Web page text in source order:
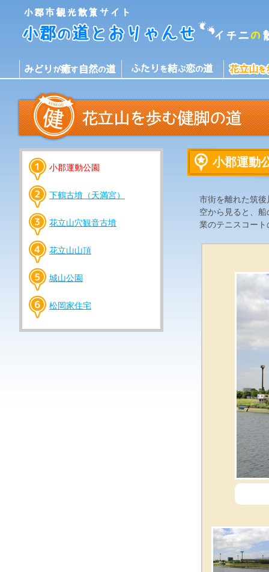
小郡運動公園
下鶴古墳（天満宮）
花立山穴観音古墳
花立山山頂
城山公園
松岡家住宅
小郡運動
市街を離れた筑
空から見ると、
業のテニスコー